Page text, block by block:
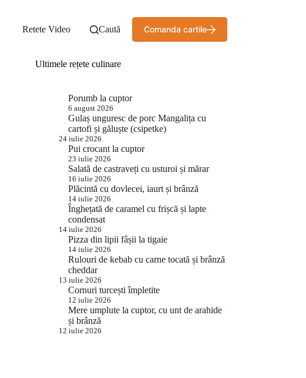
Retete Video Caută Comanda cartile
Ultimele rețete culinare
Porumb la cuptor
6 august 2026
Gulaș unguresc de porc Mangalița cu
cartofi și găluște (csipetke)
24 iulie 2026
Pui crocant la cuptor
23 iulie 2026
Salată de castraveți cu usturoi și mărar
16 iulie 2026
Plăcintă cu dovlecei, iaurt și brânză
14 iulie 2026
Înghețată de caramel cu frișcă și lapte
condensat
14 iulie 2026
Pizza din lipii fâșii la tigaie
14 iulie 2026
Rulouri de kebab cu carne tocată și brânză
cheddar
13 iulie 2026
Cornuri turcești împletite
12 iulie 2026
Mere umplute la cuptor, cu unt de arahide
și brânză
12 iulie 2026